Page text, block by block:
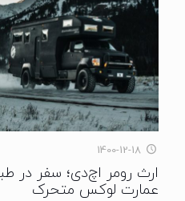
1400-12-18
ارث‌ رومر اچ‌دی؛ سفر
عمارت لوکس متحرک